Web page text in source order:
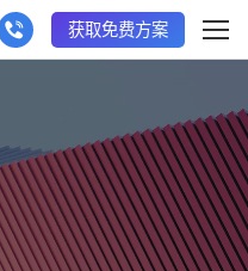
获取免费方案